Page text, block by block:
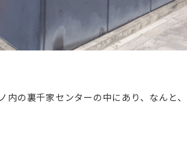
内の裏千家センターの中にあり、なんと、